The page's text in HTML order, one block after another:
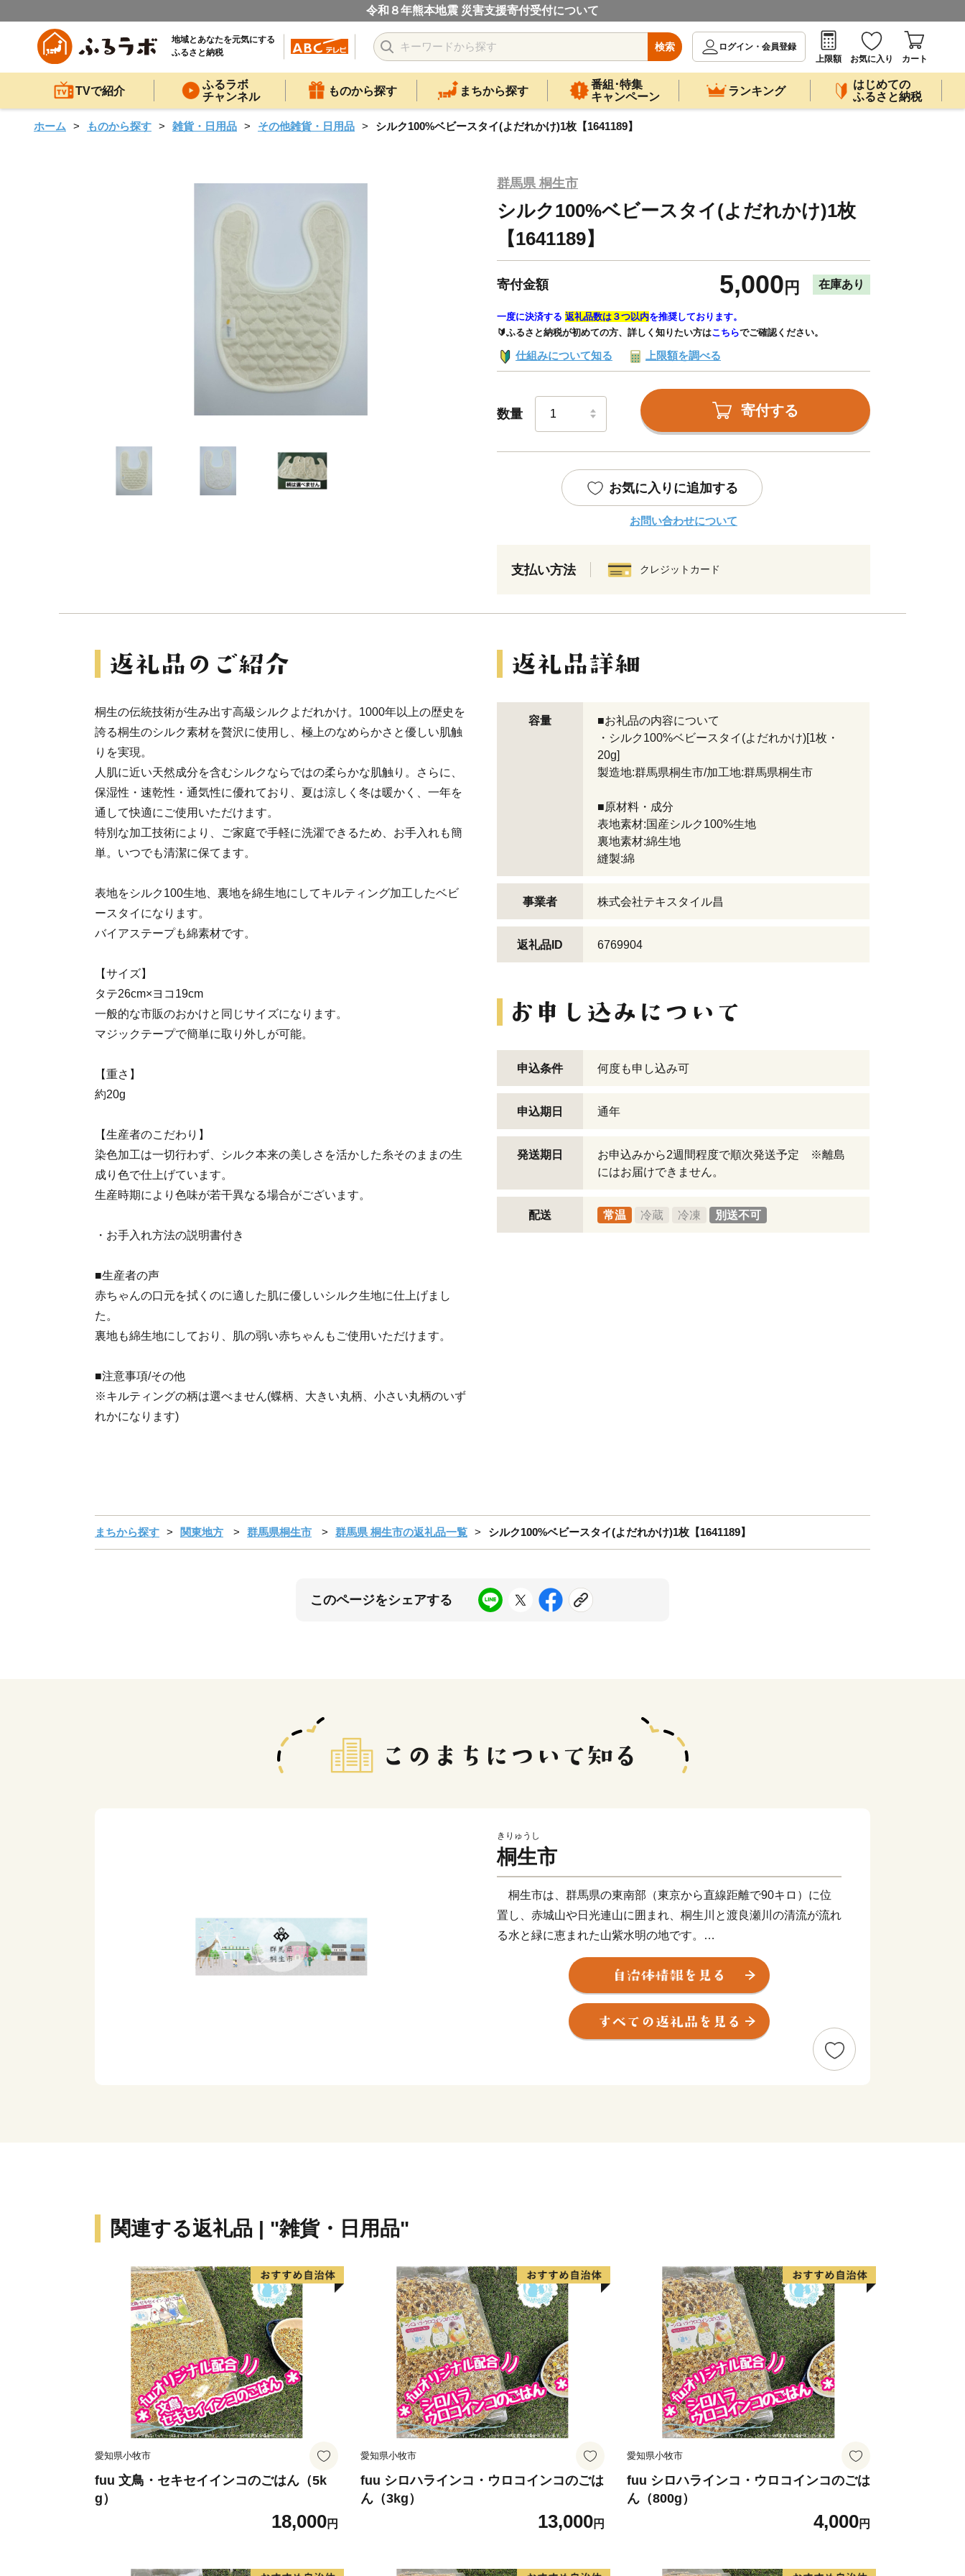
令和８年熊本地震 災害支援寄付受付について
地域とあなたを元気にする
ふるさと納税
検索
ログイン・会員登録
上限額
お気に入り カート
TVで紹介
ふるラボ
チャンネル
ものから探す まちから探す
番組･特集
キャンペーン
ランキング
はじめての
ふるさと納税
ホーム ものから探す 雑貨・日用品 その他雑貨・日用品 シルク100%ベビースタイ(よだれかけ)1枚【1641189】
群馬県 桐生市
シルク100%ベビースタイ(よだれかけ)1枚
【1641189】
寄付金額 5,000 円 在庫あり
一度に決済する 返礼品数は３つ以内を推奨しております。
🔰ふるさと納税が初めての方、詳しく知りたい方はこちらでご確認ください。
仕組みについて知る 上限額を調べる
数量 寄付する
お気に入りに追加する
お問い合わせについて
支払い方法 クレジットカード
桐生の伝統技術が生み出す高級シルクよだれかけ。1000年以上の歴史を
誇る桐生のシルク素材を贅沢に使用し、極上のなめらかさと優しい肌触
りを実現。
人肌に近い天然成分を含むシルクならではの柔らかな肌触り。さらに、
保湿性・速乾性・通気性に優れており、夏は涼しく冬は暖かく、一年を
通して快適にご使用いただけます。
特別な加工技術により、ご家庭で手軽に洗濯できるため、お手入れも簡
単。いつでも清潔に保てます。
表地をシルク100生地、裏地を綿生地にしてキルティング加工したベビ
ースタイになります。
バイアステープも綿素材です。
【サイズ】
タテ26cm×ヨコ19cm
一般的な市販のおかけと同じサイズになります。
マジックテープで簡単に取り外しが可能。
【重さ】
約20g
【生産者のこだわり】
染色加工は一切行わず、シルク本来の美しさを活かした糸そのままの生
成り色で仕上げています。
生産時期により色味が若干異なる場合がございます。
・お手入れ方法の説明書付き
■生産者の声
赤ちゃんの口元を拭くのに適した肌に優しいシルク生地に仕上げまし
た。
裏地も綿生地にしており、肌の弱い赤ちゃんもご使用いただけます。
■注意事項/その他
※キルティングの柄は選べません(蝶柄、大きい丸柄、小さい丸柄のいず
れかになります)
容量
■お礼品の内容について
・シルク100%ベビースタイ(よだれかけ)[1枚・
20g]
製造地:群馬県桐生市/加工地:群馬県桐生市
■原材料・成分
表地素材:国産シルク100%生地
裏地素材:綿生地
縫製:綿
事業者 株式会社テキスタイル昌
返礼品ID 6769904
申込条件 何度も申し込み可
申込期日 通年
発送期日
お申込みから2週間程度で順次発送予定 ※離島
にはお届けできません。
配送 常温 冷蔵 冷凍 別送不可
まちから探す 関東地方 群馬県桐生市 群馬県 桐生市の返礼品一覧 シルク100%ベビースタイ(よだれかけ)1枚【1641189】
このページをシェアする
きりゅうし
桐生市
桐生市は、群馬県の東南部（東京から直線距離で90キロ）に位
置し、赤城山や日光連山に囲まれ、桐生川と渡良瀬川の清流が流れ
る水と緑に恵まれた山紫水明の地です。
古くから織物のまちとして知られ、奈良時代のはじめには絹織物
を朝廷に献上し、江戸時代には「西の西陣、東の桐生」と称される
など、日本有数の繊維産地として発展しました。
今でも、ノコギリ屋根の織物工場や伝統的建造物が数多く残り、
まちなかには国の「重要伝統的建造物群保存地区」に選定されてい
関連する返礼品 | "雑貨・日用品"
愛知県小牧市
fuu 文鳥・セキセイインコのごはん（5k
g）
18,000円
愛知県小牧市
fuu シロハラインコ・ウロコインコのごは
ん（3kg）
13,000円
愛知県小牧市
fuu シロハラインコ・ウロコインコのごは
ん（800g）
4,000円